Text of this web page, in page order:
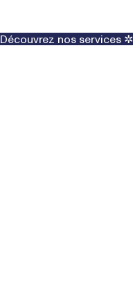
Découvrez nos services ✲